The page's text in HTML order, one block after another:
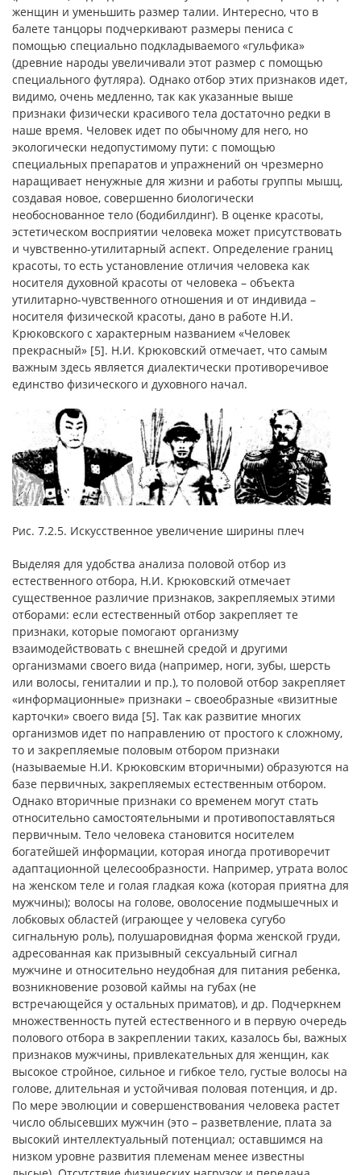
женщин и уменьшить размер талии. Интересно, что в
балете танцоры подчеркивают размеры пениса с
помощью специально подкладываемого «гульфика»
(древние народы увеличивали этот размер с помощью
специального футляра). Однако отбор этих признаков идет,
видимо, очень медленно, так как указанные выше
признаки физически красивого тела достаточно редки в
наше время. Человек идет по обычному для него, но
экологически недопустимому пути: с помощью
специальных препаратов и упражнений он чрезмерно
наращивает ненужные для жизни и работы группы мышц,
создавая новое, совершенно биологически
необоснованное тело (бодибилдинг). В оценке красоты,
эстетическом восприятии человека может присутствовать
и чувственно-утилитарный аспект. Определение границ
красоты, то есть установление отличия человека как
носителя духовной красоты от человека – объекта
утилитарно-чувственного отношения и от индивида –
носителя физической красоты, дано в работе Н.И.
Крюковского с характерным названием «Человек
прекрасный» [5]. Н.И. Крюковский отмечает, что самым
важным здесь является диалектически противоречивое
единство физического и духовного начал.
Рис. 7.2.5. Искусственное увеличение ширины плеч
Выделяя для удобства анализа половой отбор из
естественного отбора, Н.И. Крюковский отмечает
существенное различие признаков, закрепляемых этими
отборами: если естественный отбор закрепляет те
признаки, которые помогают организму
взаимодействовать с внешней средой и другими
организмами своего вида (например, ноги, зубы, шерсть
или волосы, гениталии и пр.), то половой отбор закрепляет
«информационные» признаки – своеобразные «визитные
карточки» своего вида [5]. Так как развитие многих
организмов идет по направлению от простого к сложному,
то и закрепляемые половым отбором признаки
(называемые Н.И. Крюковским вторичными) образуются на
базе первичных, закрепляемых естественным отбором.
Однако вторичные признаки со временем могут стать
относительно самостоятельными и противопоставляться
первичным. Тело человека становится носителем
богатейшей информации, которая иногда противоречит
адаптационной целесообразности. Например, утрата волос
на женском теле и голая гладкая кожа (которая приятна для
мужчины); волосы на голове, оволосение подмышечных и
лобковых областей (играющее у человека сугубо
сигнальную роль), полушаровидная форма женской груди,
адресованная как призывный сексуальный сигнал
мужчине и относительно неудобная для питания ребенка,
возникновение розовой каймы на губах (не
встречающейся у остальных приматов), и др. Подчеркнем
множественность путей естественного и в первую очередь
полового отбора в закреплении таких, казалось бы, важных
признаков мужчины, привлекательных для женщин, как
высокое стройное, сильное и гибкое тело, густые волосы на
голове, длительная и устойчивая половая потенция, и др.
По мере эволюции и совершенствования человека растет
число облысевших мужчин (это – разветвление, плата за
высокий интеллектуальный потенциал; оставшимся на
низком уровне развития племенам менее известны